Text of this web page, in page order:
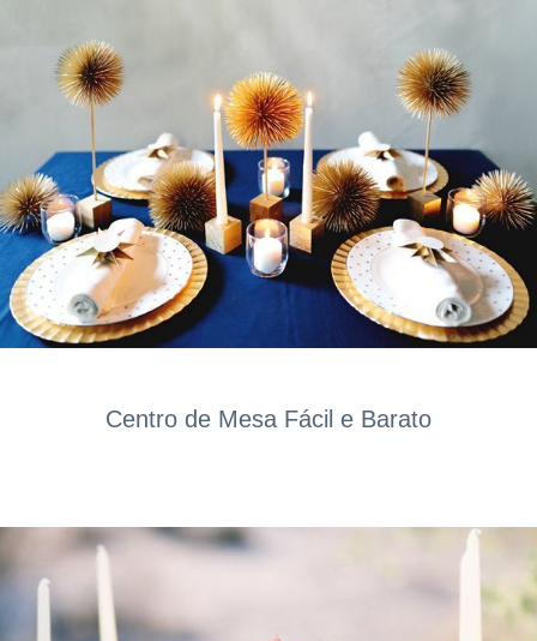
Centro de Mesa Fácil e Barato